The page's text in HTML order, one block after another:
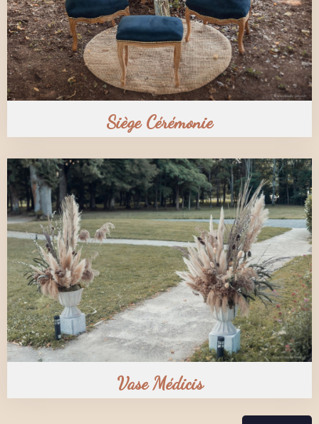
Siège Cérémonie
Vase Médicis